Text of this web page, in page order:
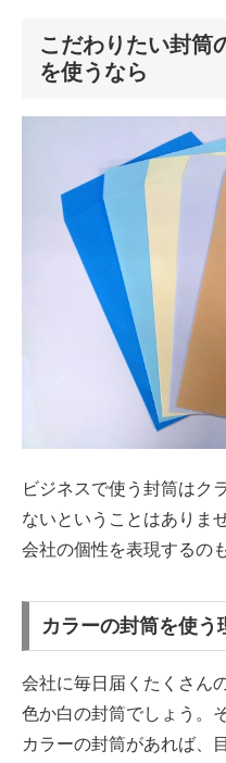
こだわりたい封筒
を使うなら
ビジネスで使う封筒はク
ないということはありま
会社の個性を表現するの
カラーの封筒を使う
会社に毎日届くたくさん
色か白の封筒でしょう。
カラーの封筒があれば、